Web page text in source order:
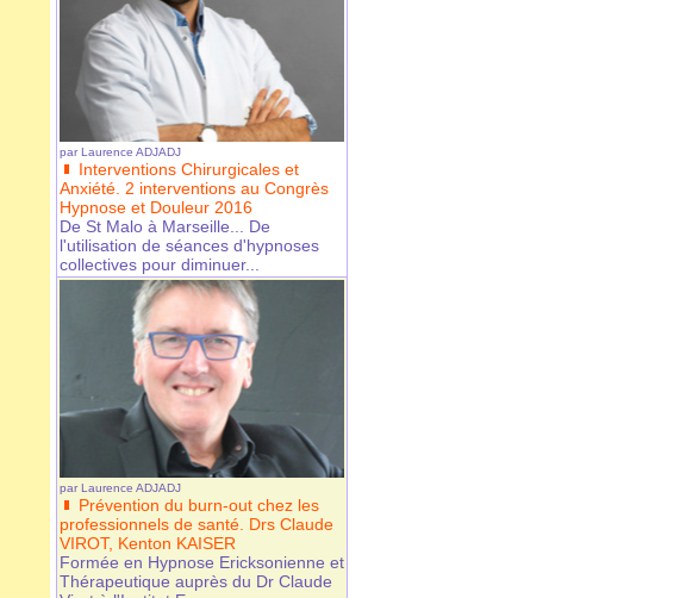
par Laurence ADJADJ
Interventions Chirurgicales et
Anxiété. 2 interventions au Congrès
Hypnose et Douleur 2016
De St Malo à Marseille... De
l'utilisation de séances d'hypnoses
collectives pour diminuer...
par Laurence ADJADJ
Prévention du burn-out chez les
professionnels de santé. Drs Claude
VIROT, Kenton KAISER
Formée en Hypnose Ericksonienne et
Thérapeutique auprès du Dr Claude